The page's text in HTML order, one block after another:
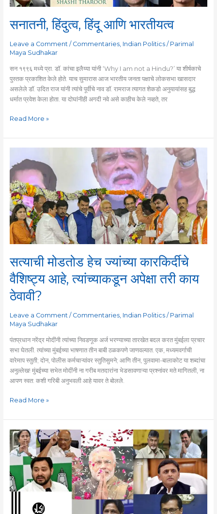
सनातनी, हिंदुत्व, हिंदू आणि भारतीयत्व
Leave a Comment / Commentaries, Indian Politics/ Parimal
Maya Sudhakar
सन १९९६ मध्ये प्रा. डॉ. कांचा इलैय्या यांनी ‘Why I am not a Hindu?’ या शीर्षकाचे
पुस्तक प्रकाशित केले होते. याच सुमारास आज भारतीय जनता पक्षाचे लोकसभा खासदार
असलेले डॉ. उदित राज यांनी त्यांचे पूर्वीचे नाव डॉ. रामराज त्यागत शेकडो अनुयायांसह बुद्ध
धर्मात प्रवेश केला होता. या दोघांनीही अगदी नवे असे काहीच केले नव्हते, तर
Read More »
सत्याची मोडतोड हेच ज्यांच्या कारकिर्दीचे
वैशिष्ट्य आहे, त्यांच्याकडून अपेक्षा तरी काय
ठेवावी?
Leave a Comment / Commentaries, Indian Politics/ Parimal
Maya Sudhakar
पंतप्रधान नरेंद्र मोदींनी त्यांच्या निवडणूक अर्ज भरण्याच्या तारखेत बदल करत मुंबईला प्रचार
सभा घेतली. त्यांच्या मुंबईच्या भाषणात तीन बाबी ठळकपणे जाणवल्यात. एक, मध्यमवर्गाची
वारेमाप स्तुती; दोन, पोलीस कर्मचाऱ्यांवर स्तुतिसुमने; आणि तीन, पुलवामा-बालाकोट या शब्दांचा
अनुल्लेख! मुंबईच्या सभेत मोदींनी ना गरीब मतदारांना भेडसावणाऱ्या प्रश्नांवर मते मागितली, ना
आपण स्वत: कशी गरिबी अनुभवली आहे यावर ते बोलले.
मोडतोड
हेच
ज्यांच्या
कारकिर्दीचे
वैशिष्ट्य
आहे,
त्यांच्याकडून
अपेक्षा
तरी
ठेवावी?
Read More »
नरेंद्र
मोदींच्या
दिग्विजयाचे
‘खलनायक’!